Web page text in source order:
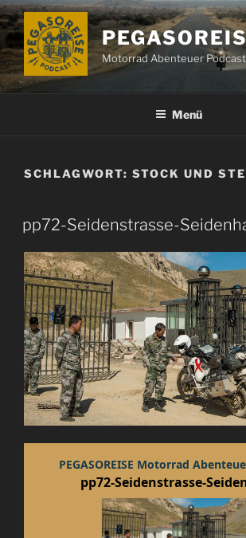
Zum
Inhalt
springen
Motorrad Abenteuer Podcast
Menü
SCHLAGWORT: STOCK UND
pp72-Seidenstrasse-